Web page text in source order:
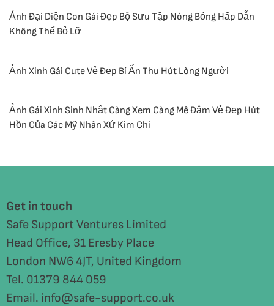
Ảnh Đại Diện Con Gái Đẹp Bộ Sưu Tập Nóng Bỏng Hấp Dẫn
Không Thể Bỏ Lỡ
Ảnh Xinh Gái Cute Vẻ Đẹp Bí Ẩn Thu Hút Lòng Người
Ảnh Gái Xinh Sinh Nhật Càng Xem Càng Mê Đắm Vẻ Đẹp Hút
Hồn Của Các Mỹ Nhân Xứ Kim Chi
Get in touch
Safe Support Ventures Limited
Head Office, 31 Eresby Place
London NW6 4JT, United Kingdom
Tel. 01379 844 059
Email. info@safe-support.co.uk